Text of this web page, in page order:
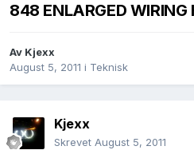
848 ENLARGED WIRING
Av Kjexx
August 5, 2011 i Teknisk
Kjexx
Skrevet August 5, 2011